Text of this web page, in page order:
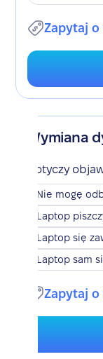
Zapytaj o
Wymiana
Dotyczy
Nie mogę
Laptop
Laptop się
Laptop sam
Zapytaj o